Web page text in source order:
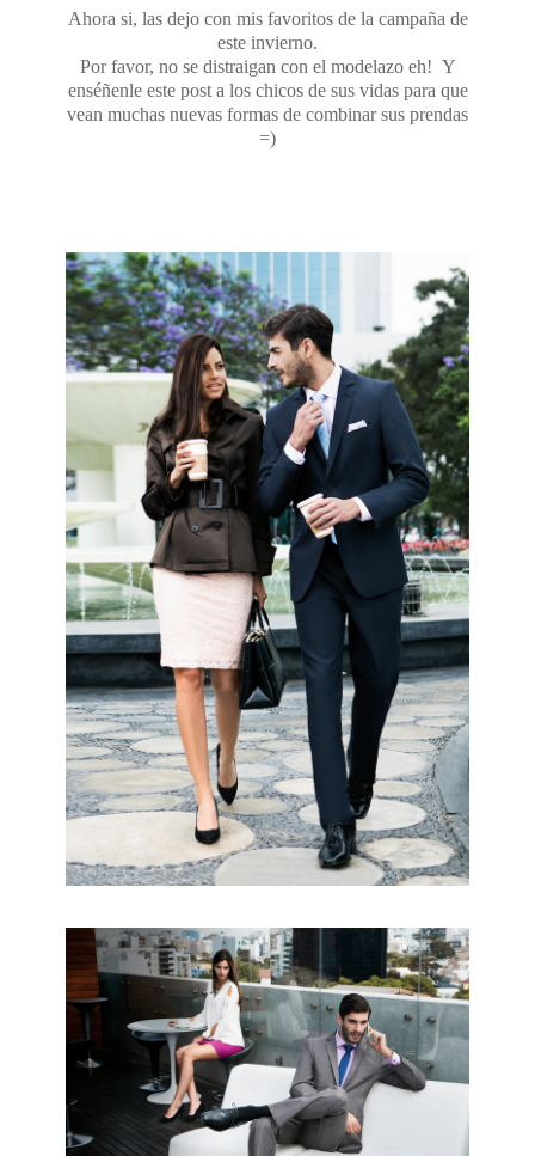
Ahora si, las dejo con mis favoritos de la campaña de
este invierno.
Por favor, no se distraigan con el modelazo eh! Y
enséñenle este post a los chicos de sus vidas para que
vean muchas nuevas formas de combinar sus prendas
=)